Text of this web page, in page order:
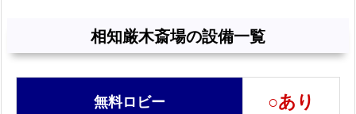
厳
木
相知厳木斎場の設備一覧
無料ロビー ○あり